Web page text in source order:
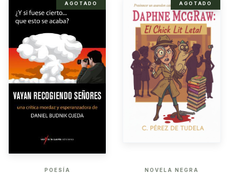
AGOTADO
POESÍA
AGOTADO
NOVELA NEGRA